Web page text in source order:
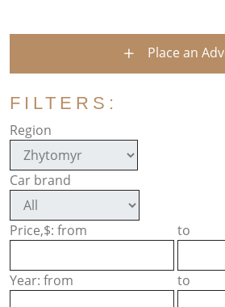
Place an
FILTERS:
Region
Car brand
Price,$: from to
Year: from to